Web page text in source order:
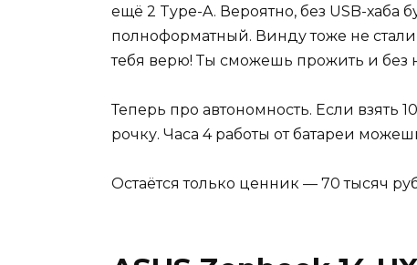
ещё 2 Type-A. Вероятно, без USB-хаба
полноформатный. Винду тоже не
тебя верю! Ты сможешь прожить и без
Теперь про автономность. Если взять
рочку. Часа 4 работы от батареи
Остаётся только ценник — 70 тысяч